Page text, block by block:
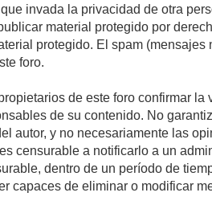
invada la privacidad de otra
material protegido por
protegido. El spam
foro.
de este foro confirmar
de su contenido. No
autor, y no necesariamente las
censurable a notificarlo a un
dentro de un período de
capaces de eliminar o modificar